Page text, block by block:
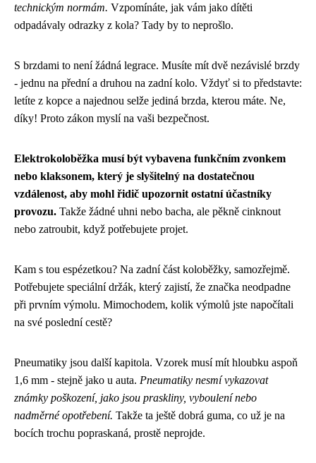
technickým normám. Vzpomínáte, jak vám jako dítěti
odpadávaly odrazky z kola? Tady by to neprošlo.
S brzdami to není žádná legrace. Musíte mít dvě nezávislé brzdy
- jednu na přední a druhou na zadní kolo. Vždyť si to představte:
letíte z kopce a najednou selže jediná brzda, kterou máte. Ne,
díky! Proto zákon myslí na vaši bezpečnost.
Elektrokoloběžka musí být vybavena funkčním zvonkem
nebo klaksonem, který je slyšitelný na dostatečnou
vzdálenost, aby mohl řidič upozornit ostatní účastníky
provozu. Takže žádné uhni nebo bacha, ale pěkně cinknout
nebo zatroubit, když potřebujete projet.
Kam s tou espézetkou? Na zadní část koloběžky, samozřejmě.
Potřebujete speciální držák, který zajistí, že značka neodpadne
při prvním výmolu. Mimochodem, kolik výmolů jste napočítali
na své poslední cestě?
Pneumatiky jsou další kapitola. Vzorek musí mít hloubku aspoň
1,6 mm - stejně jako u auta. Pneumatiky nesmí vykazovat
známky poškození, jako jsou praskliny, vyboulení nebo
nadměrné opotřebení. Takže ta ještě dobrá guma, co už je na
bocích trochu popraskaná, prostě neprojde.